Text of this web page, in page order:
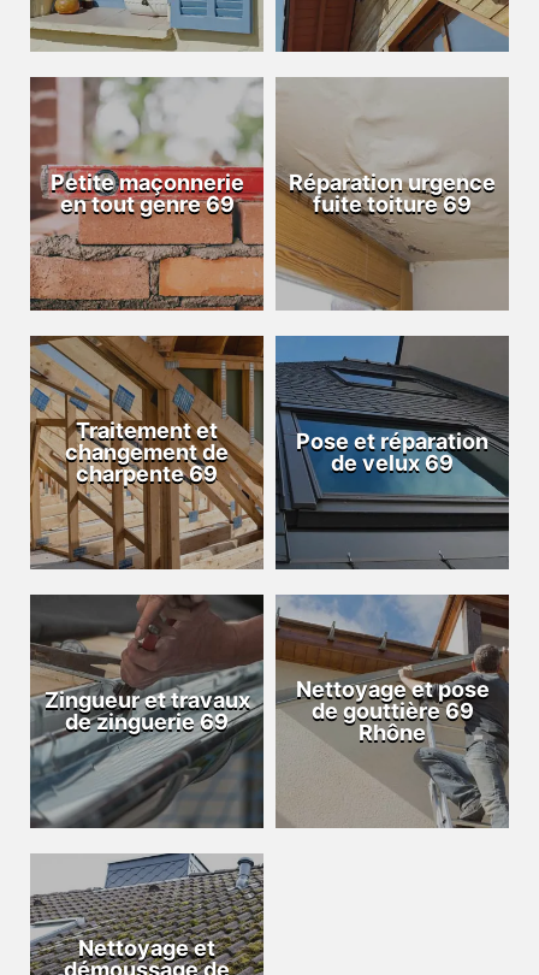
Petite maçonnerie
en tout genre 69
Réparation urgence
fuite toiture 69
Traitement et
changement de
charpente 69
Pose et réparation
de velux 69
Zingueur et travaux
de zinguerie 69
Nettoyage et pose
de gouttière 69
Rhône
Nettoyage et
démoussage de